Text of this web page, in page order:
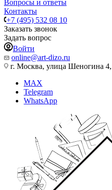
Вопросы и ответы
Контакты
+7 (495) 532 08 10
Заказать звонок
Задать вопрос
Войти
online@art-dizo.ru
г. Москва, улица Шеногина 4,
MAX
Telegram
WhatsApp